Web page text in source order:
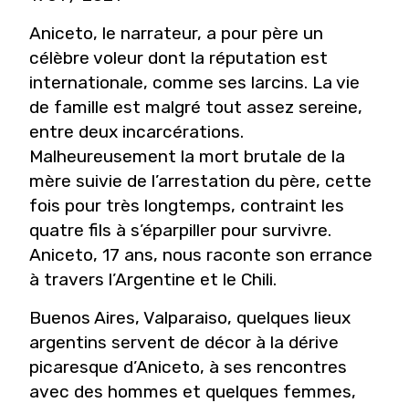
Aniceto, le narrateur, a pour père un
célèbre voleur dont la réputation est
internationale, comme ses larcins. La vie
de famille est malgré tout assez sereine,
entre deux incarcérations.
Malheureusement la mort brutale de la
mère suivie de l’arrestation du père, cette
fois pour très longtemps, contraint les
quatre fils à s’éparpiller pour survivre.
Aniceto, 17 ans, nous raconte son errance
à travers l’Argentine et le Chili.
Buenos Aires, Valparaiso, quelques lieux
argentins servent de décor à la dérive
picaresque d’Aniceto, à ses rencontres
avec des hommes et quelques femmes,